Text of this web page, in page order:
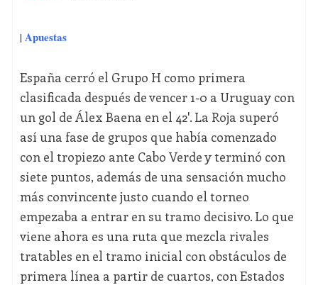
| Apuestas
España cerró el Grupo H como primera
clasificada después de vencer 1-0 a Uruguay con
un gol de Álex Baena en el 42'. La Roja superó
así una fase de grupos que había comenzado
con el tropiezo ante Cabo Verde y terminó con
siete puntos, además de una sensación mucho
más convincente justo cuando el torneo
empezaba a entrar en su tramo decisivo. Lo que
viene ahora es una ruta que mezcla rivales
tratables en el tramo inicial con obstáculos de
primera línea a partir de cuartos, con Estados